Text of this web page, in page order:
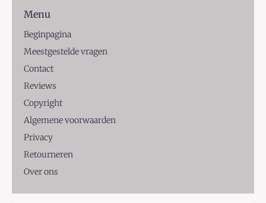
Menu
Beginpagina
Meestgestelde vragen
Contact
Reviews
Copyright
Algemene voorwaarden
Privacy
Retourneren
Over ons